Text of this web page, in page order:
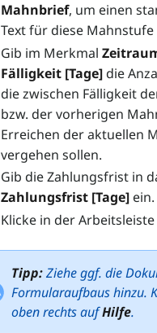
Mahnbrief, um einen
Text für diese
Gib im Merkmal
Fälligkeit [Tage]die
die zwischen Fälligkeit
bzw. der vorherigen
Erreichen der aktuellen
vergehen sollen.
Gib die Zahlungsfrist in
Zahlungsfrist [Tage] ein.
Klicke in der
Tipp:Ziehe ggf. die
Formularaufbaus hinzu.
oben rechts aufHilfe.